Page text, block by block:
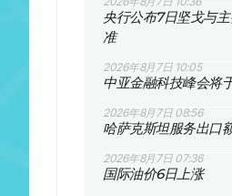
央行公布7日坚戈与
准
2026年8月7日 10:05
中亚金融科技峰会将
2026年8月7日 08:56
哈萨克斯坦服务出口
2026年8月7日 07:36
国际油价6日上涨